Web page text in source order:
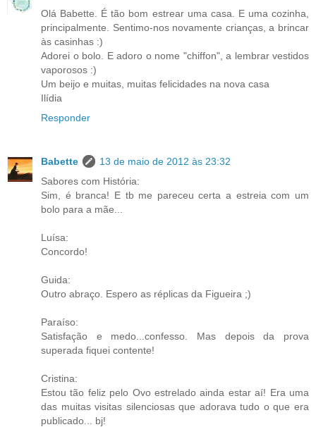
Olá Babette. É tão bom estrear uma casa. E uma cozinha,
principalmente. Sentimo-nos novamente crianças, a brincar
às casinhas :)
Adorei o bolo. E adoro o nome "chiffon", a lembrar vestidos
vaporosos :)
Um beijo e muitas, muitas felicidades na nova casa
Ilídia
Responder
Babette
13 de maio de 2012 às 23:32
Sabores com História:
Sim, é branca! E tb me pareceu certa a estreia com um
bolo para a mãe...
Luísa:
Concordo!
Guida:
Outro abraço. Espero as réplicas da Figueira ;)
Paraíso:
Satisfação e medo...confesso. Mas depois da prova
superada fiquei contente!
Cristina:
Estou tão feliz pelo Ovo estrelado ainda estar aí! Era uma
das muitas visitas silenciosas que adorava tudo o que era
publicado... bj!